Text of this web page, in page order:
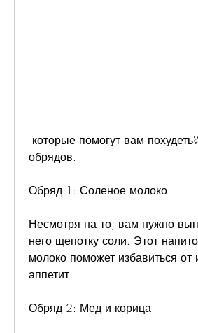
обрядов.
Обряд 1: Соленое молоко
Несмотря на то, вам нужно
него щепотку соли. Этот
молоко поможет избавиться
аппетит.
Обряд 2: Мед и корица